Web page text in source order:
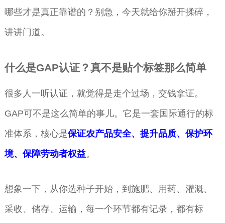
哪些才是真正靠谱的？别急，今天就给你掰开揉碎，
讲讲门道。
什么是GAP认证？真不是贴个标签那么简单
很多人一听认证，就觉得是走个过场，交钱拿证。
GAP可不是这么简单的事儿。它是一套国际通行的标
准体系，核心是保证农产品安全、提升品质、保护环
境、保障劳动者权益。
想象一下，从你选种子开始，到施肥、用药、灌溉、
采收、储存、运输，每一个环节都有记录，都有标